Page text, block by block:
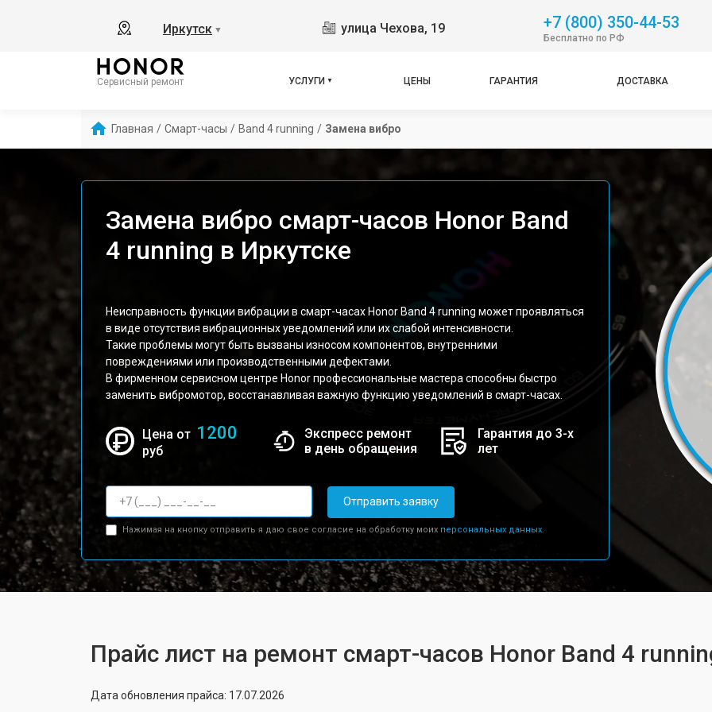
Иркутск ▼ улица Чехова, 19 +7 (800) 350-44-53
Бесплатно по РФ
Сервисный ремонт УСЛУГИ ЦЕНЫ ГАРАНТИЯ ДОСТАВКА
Главная / Смарт-часы / Band 4 running / Замена вибро
Замена вибро смарт-часов Honor Band
4 running в Иркутске
Неисправность функции вибрации в смарт-часах Honor Band 4 running может проявляться
в виде отсутствия вибрационных уведомлений или их слабой интенсивности.
Такие проблемы могут быть вызваны износом компонентов, внутренними
повреждениями или производственными дефектами.
В фирменном сервисном центре Honor профессиональные мастера способны быстро
заменить вибромотор, восстанавливая важную функцию уведомлений в смарт-часах.
Цена от 1200
руб
Экспресс ремонт
в день обращения
Гарантия до 3-х
лет
Отправить заявку
Нажимая на кнопку отправить я даю свое согласие на обработку моих персональных данных.
Прайс лист на ремонт смарт-часов Honor Band 4
Дата обновления прайса: 17.07.2026